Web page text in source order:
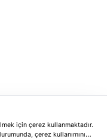
için çerez kullanmaktadır.
çerez kullanımını